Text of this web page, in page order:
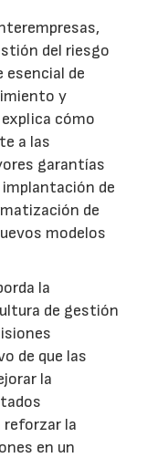
del riesgo
esencial de
y
cómo
a las
garantías
de
de
modelos
la
de gestión
de que las
la
la
en un